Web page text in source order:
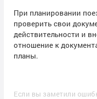
При планировании
проверить свои
действительности и
отношение к
планы.
Если вы заметили